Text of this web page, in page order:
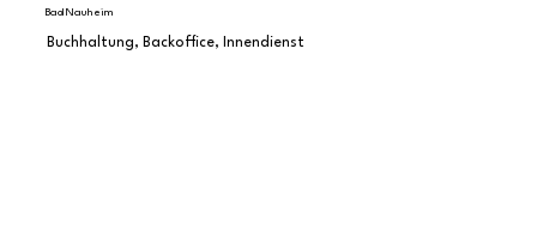
Bad Nauheim
Buchhaltung, Backoffice, Innendienst